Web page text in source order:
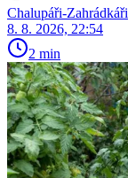
Chalupáři-Zahrádkáři
8. 8. 2026, 22:54
2 min